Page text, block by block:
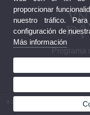
Programa
© 2026 UV. - Av. Vicent Andrés
proporcionar
nuestro tráfico.
configuración de
Más información